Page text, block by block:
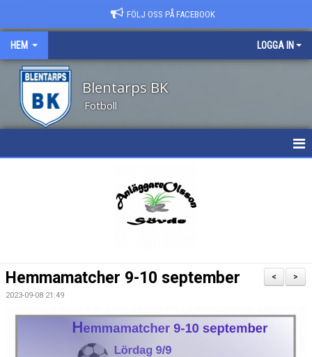
FÖLJ OSS PÅ FACEBOOK
HEM LOGGA IN
Blentarps BK
Fotboll
MATCHER
>
<
Hemmamatcher 9-10 september
2023-09-08 21:49